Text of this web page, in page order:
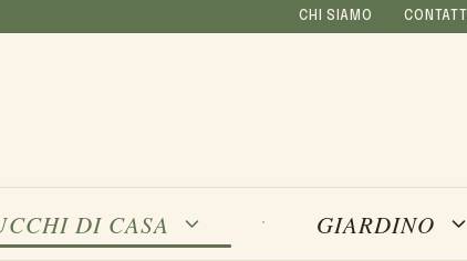
CHI SIAMO CONTATTI
DI CASA GIARDINO